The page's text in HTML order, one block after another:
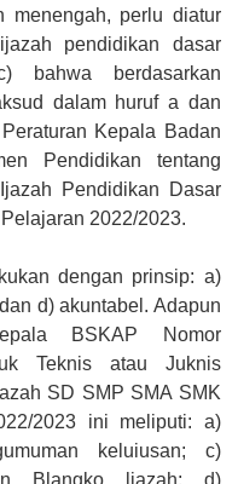
menengah, perlu diatur
pendidikan dasar
bahwa berdasarkan
dalam huruf a dan
Kepala Badan
Pendidikan tentang
Pendidikan Dasar
2022/2023.
dengan prinsip: a)
d) akuntabel. Adapun
BSKAP Nomor
Teknis atau Juknis
SD SMP SMA SMK
2023 ini meliputi: a)
keluiusan; c)
Blangko ljazah; d)